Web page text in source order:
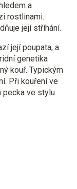
a
rostlinami.
její stříhání.
její poupata, a
genetika
kouř. Typickým
Při kouření ve
pecka ve stylu